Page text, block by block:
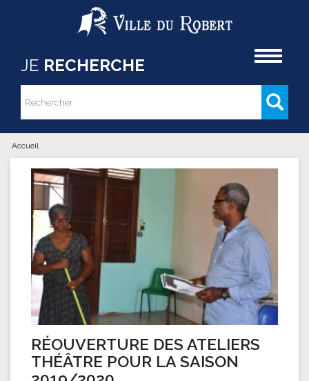
Aller au contenu principal
JE RECHERCHE
Formulaire de recherche
Rechercher
Vous êtes ici
Accueil
RÉOUVERTURE DES ATELIERS
THÉÂTRE POUR LA SAISON